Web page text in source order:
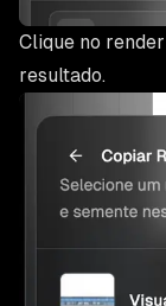
Clique no
resultado.